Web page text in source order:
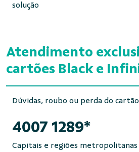
solução
Atendimento
cartões Black e
Dúvidas, roubo ou perda do cartão
4007 1289*
Capitais e regiões metropolitanas